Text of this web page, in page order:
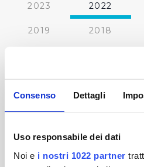
Consenso Dettagli
Uso responsabile dei dati
Noi e i nostri 1022 partner
2023 2022
2019 2018
2011 2010
« prima ‹ precedente